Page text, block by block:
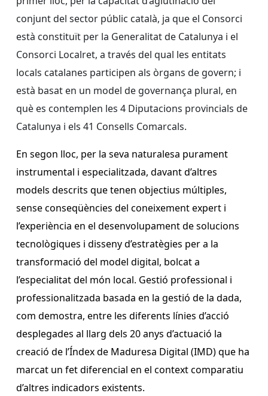
conjunt del sector públic català, ja que el Consorci
està constituït per la Generalitat de Catalunya i el
Consorci Localret, a través del qual les entitats
locals catalanes participen als òrgans de govern; i
està basat en un model de governança plural, en
què es contemplen les 4 Diputacions provincials de
Catalunya i els 41 Consells Comarcals.
En segon lloc, per la seva naturalesa purament
instrumental i especialitzada, davant d’altres
models descrits que tenen objectius múltiples,
sense conseqüències del coneixement expert i
l’experiència en el desenvolupament de solucions
tecnològiques i disseny d’estratègies per a la
transformació del model digital, bolcat a
l’especialitat del món local. Gestió professional i
professionalitzada basada en la gestió de la dada,
com demostra, entre les diferents línies d’acció
desplegades al llarg dels 20 anys d’actuació la
creació de l’Índex de Maduresa Digital (IMD) que ha
marcat un fet diferencial en el context comparatiu
d’altres indicadors existents.